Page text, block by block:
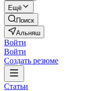
Ещё
Поиск
Альняш
Войти
Войти
Создать резюме
Статьи